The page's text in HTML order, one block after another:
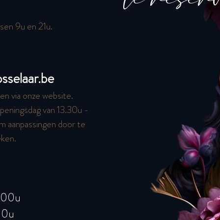
9u en 21u.
via onze website.
van 13.30u -
aanpassingen door te